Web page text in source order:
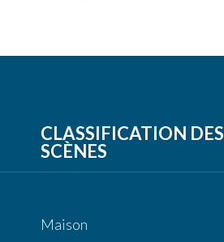
CLASSIFICATION DES
SCÈNES
Maison